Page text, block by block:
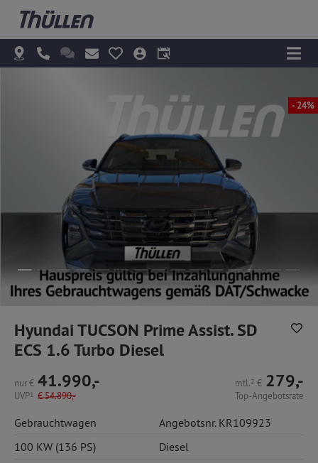
- 24%
Hyundai TUCSON Prime Assist. SD
ECS 1.6 Turbo Diesel
nur€ 41.990,-
UVP1 €54.890,-
mtl.2 € 279,-
Top-Angebotsrate
Gebrauchtwagen
Angebotsnr. KR109923
100 KW (136 PS)
Diesel